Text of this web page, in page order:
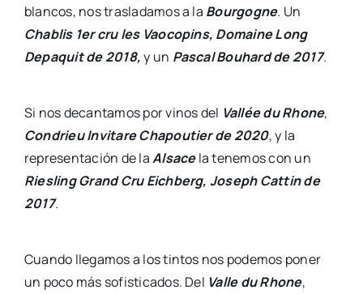
blancos, nos trasladamos a la Bourgogne. Un
Chablis 1er cru les Vaocopins, Domaine Long
Depaquit de 2018,y un Pascal Bouhard de 2017.
Si nos decantamos por vinos del Vallée du Rhone,
Condrieu Invitare Chapoutier de 2020, y la
representación de laAlsacela tenemos con un
Riesling Grand Cru Eichberg, Joseph Cattin de
2017.
Cuando llegamos a los tintos nos podemos poner
un poco más sofisticados. Del Valle du Rhone,